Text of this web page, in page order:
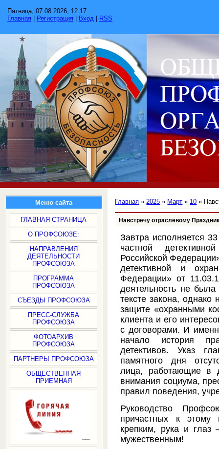
Пятница, 07.08.2026, 12:17
Главная
Регистрация Вход RSS
Меню сайта
ГЛАВНАЯ СТРАНИЦА
О ПРОФСОЮЗЕ:
НАПРАВЛЕНИЯ
ДЕЯТЕЛЬНОСТИ
ПРОФСОЮЗА
ПРОГРАММА
ПРОФСОЮЗА
СЪЕЗДЫ ПРОФСОЮЗА
ПРЕСС-СЛУЖБА
ПРОФСОЮЗА
ФОТОАРХИВ
ПРОФСОЮЗА
ПАРТНЕРЫ ПРОФСОЮЗА
ОБЩЕСТВЕННАЯ
ПРИЕМНАЯ
Главная »2025 » Март » 10 »
Навстречу отраслевому
Завтра исполняется
частной
Российской
детективной и
Федерации» от
деятельность не
тексте закона,
защите «охранными
клиента и его
с договорами. И
начало история
детективов. Указ
памятного дня
лица, работающие в
внимания социума,
правил поведения,
Руководство
причастных к этому
крепким, рука и
мужественным!